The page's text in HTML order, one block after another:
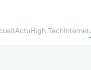
ActuHigh TechInternet